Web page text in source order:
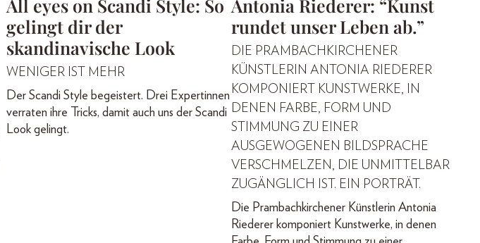
All eyes on Scandi Style: So
gelingt dir der
skandinavische Look
WENIGER IST MEHR
Der Scandi Style begeistert. Drei Expertinnen
verraten ihre Tricks, damit auch uns der Scandi
Look gelingt.
Antonia Riederer: “Kunst
rundet unser Leben ab.”
DIE PRAMBACHKIRCHENER
KÜNSTLERIN ANTONIA RIEDERER
KOMPONIERT KUNSTWERKE, IN
DENEN FARBE, FORM UND
STIMMUNG ZU EINER
AUSGEWOGENEN BILDSPRACHE
VERSCHMELZEN, DIE UNMITTELBAR
ZUGÄNGLICH IST. EIN PORTRÄT.
Die Prambachkirchener Künstlerin Antonia
Riederer komponiert Kunstwerke, in denen